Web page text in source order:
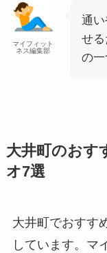
マイフィット
ネス編集部
通
せ
の一
大井町のおす
オ7選
大井町でおすす
しています。マ